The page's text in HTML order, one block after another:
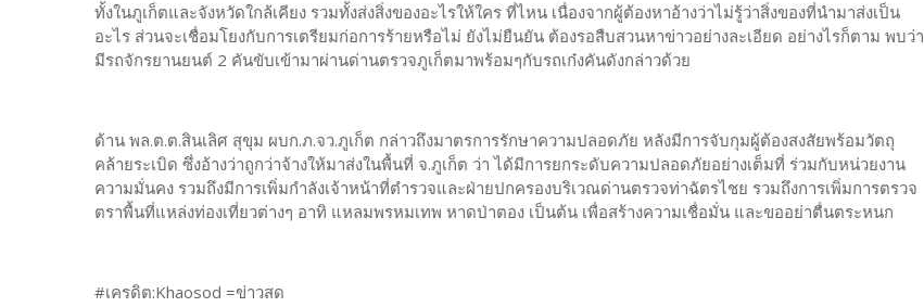
ทั้งในภูเก็ตและจังหวัดใกล้เคียง รวมทั้งส่งสิ่งของอะไรให้ใคร ที่ไหน เนื่องจากผู้ต้องหาอ้างว่าไม่รู้ว่าสิ่งของที่นำมาส่งเป็น
อะไร ส่วนจะเชื่อมโยงกับการเตรียมก่อการร้ายหรือไม่ ยังไม่ยืนยัน ต้องรอสืบสวนหาข่าวอย่างละเอียด อย่างไรก็ตาม พบว่า
มีรถจักรยานยนต์ 2 คันขับเข้ามาผ่านด่านตรวจภูเก็ตมาพร้อมๆกับรถเก๋งคันดังกล่าวด้วย
ด้าน พล.ต.ต.สินเลิศ สุขุม ผบก.ภ.จว.ภูเก็ต กล่าวถึงมาตรการรักษาความปลอดภัย หลังมีการจับกุมผู้ต้องสงสัยพร้อมวัตถุ
คล้ายระเบิด ซึ่งอ้างว่าถูกว่าจ้างให้มาส่งในพื้นที่ จ.ภูเก็ต ว่า ได้มีการยกระดับความปลอดภัยอย่างเต็มที่ ร่วมกับหน่วยงาน
ความมั่นคง รวมถึงมีการเพิ่มกำลังเจ้าหน้าที่ตำรวจและฝ่ายปกครองบริเวณด่านตรวจท่าฉัตรไชย รวมถึงการเพิ่มการตรวจ
ตราพื้นที่แหล่งท่องเที่ยวต่างๆ อาทิ แหลมพรหมเทพ หาดป่าตอง เป็นต้น เพื่อสร้างความเชื่อมั่น และขออย่าตื่นตระหนก
#เครดิต:Khaosod =ข่าวสด